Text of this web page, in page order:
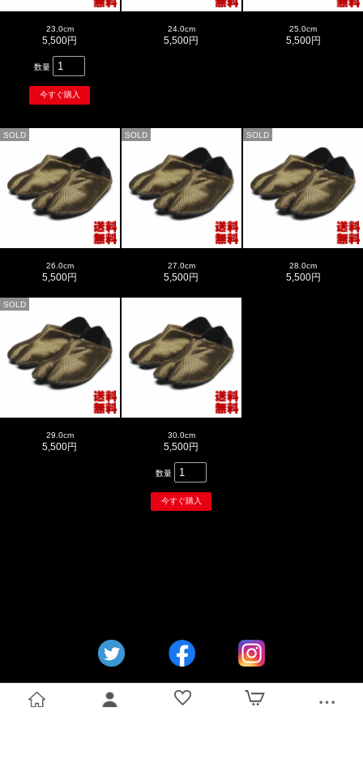
23.0cm
5,500円
数量
24.0cm
5,500円
25.0cm
5,500円
SOLD
26.0cm
5,500円
SOLD
27.0cm
5,500円
SOLD
28.0cm
5,500円
SOLD
29.0cm
5,500円
30.0cm
5,500円
数量